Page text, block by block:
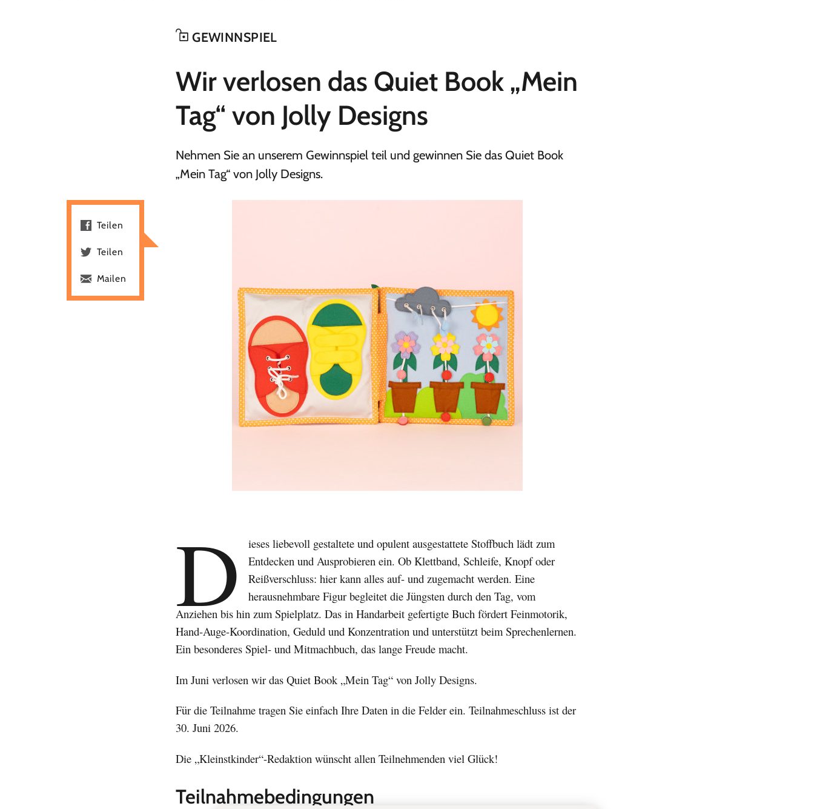
GEWINNSPIEL
:
Wir verlosen das Quiet Book „Mein
Tag“ von Jolly Designs
Nehmen Sie an unserem Gewinnspiel teil und gewinnen Sie das Quiet Book
„Mein Tag“ von Jolly Designs.
D
ieses liebevoll gestaltete und opulent ausgestattete Stoffbuch lädt zum
Entdecken und Ausprobieren ein. Ob Klettband, Schleife, Knopf oder
Reißverschluss: hier kann alles auf- und zugemacht werden. Eine
herausnehmbare Figur begleitet die Jüngsten durch den Tag, vom
Anziehen bis hin zum Spielplatz. Das in Handarbeit gefertigte Buch fördert Feinmotorik,
Hand-Auge-Koordination, Geduld und Konzentration und unterstützt beim Sprechenlernen.
Ein besonderes Spiel- und Mitmachbuch, das lange Freude macht.
Im Juni verlosen wir das Quiet Book „Mein Tag“ von Jolly Designs.
Für die Teilnahme tragen Sie einfach Ihre Daten in die Felder ein. Teilnahmeschluss ist der
30. Juni 2026.
Die „Kleinstkinder“-Redaktion wünscht allen Teilnehmenden viel Glück!
Teilnahmebedingungen
Teilen
Teilen
Mailen